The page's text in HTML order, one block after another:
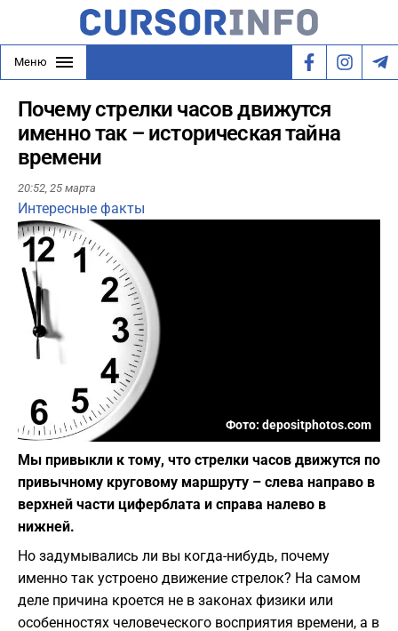
Меню
Почему стрелки часов движутся
именно так – историческая тайна
времени
20:52, 25 марта
Интересные факты
Фото: depositphotos.com
Мы привыкли к тому, что стрелки часов движутся по
привычному круговому маршруту – слева направо в
верхней части циферблата и справа налево в
нижней.
Но задумывались ли вы когда-нибудь, почему
именно так устроено движение стрелок? На самом
деле причина кроется не в законах физики или
особенностях человеческого восприятия времени, а в